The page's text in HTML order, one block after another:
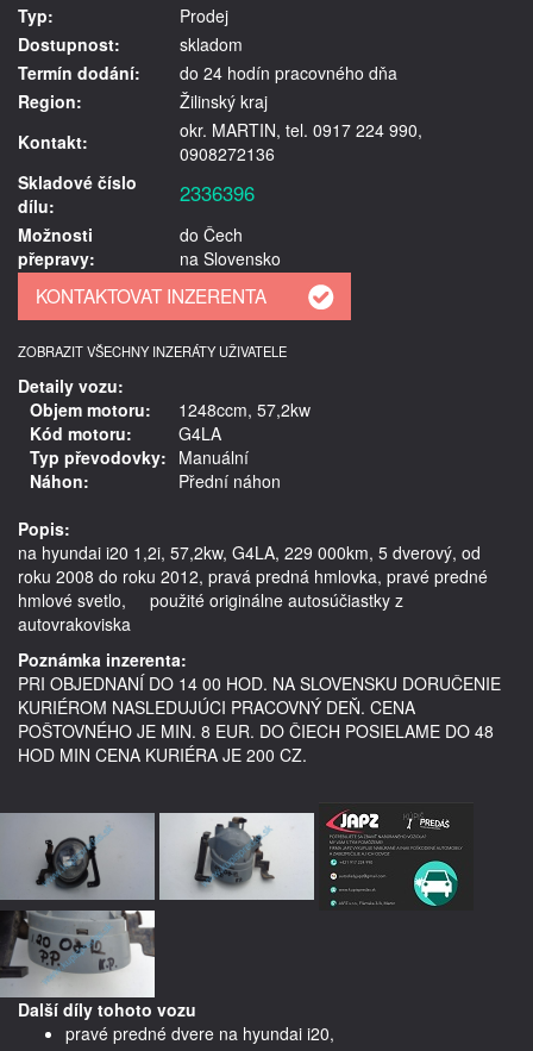
Typ:
Prodej
Dostupnost:
skladom
Termín dodání:
do 24 hodín pracovného dňa
Region:
Žilinský kraj
Kontakt:
okr. MARTIN, tel. 0917 224 990,
0908272136
Skladové číslo
dílu:
2336396
Možnosti
přepravy:
do Čech
na Slovensko
ZOBRAZIT VŠECHNY INZERÁTY UŽIVATELE
Detaily vozu:
Objem motoru:
1248ccm, 57,2kw
Kód motoru:
G4LA
Typ převodovky: Manuální
Náhon:
Přední náhon
Popis:
na hyundai i20 1,2i, 57,2kw, G4LA, 229 000km, 5 dverový, od
roku 2008 do roku 2012, pravá predná hmlovka, pravé predné
hmlové svetlo,     použité originálne autosúčiastky z
Poznámka inzerenta:
PRI OBJEDNANÍ DO 14 00 HOD. NA SLOVENSKU DORUČENIE
KURIÉROM NASLEDUJÚCI PRACOVNÝ DEŇ. CENA
POŠTOVNÉHO JE MIN. 8 EUR. DO ČIECH POSIELAME DO 48
HOD MIN CENA KURIÉRA JE 200 CZ.
Další díly tohoto vozu
pravé predné dvere na hyundai i20,